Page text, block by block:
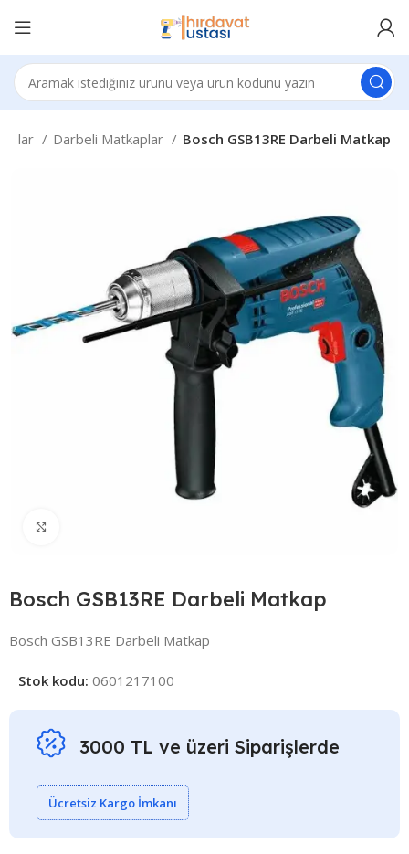
Darbeli Matkaplar Bosch GSB13RE Darbeli Matkap
Bosch GSB13RE Darbeli Matkap
Bosch GSB13RE Darbeli Matkap
Stok kodu:0601217100
3000 TL ve üzeri Siparişlerde
Ücretsiz Kargo İmkanı